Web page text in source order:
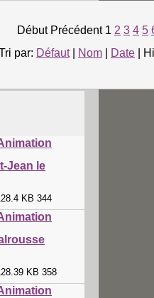
Début Précédent 1 2 3 4 5
par: Défaut| Nom Date |
Jean le
KB 344
KB 358